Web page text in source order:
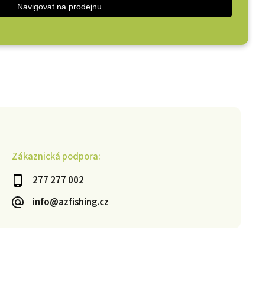
Zákaznická podpora:
277 277 002
info@azfishing.cz
Navigovat na prodejnu